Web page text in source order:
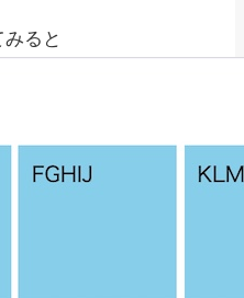
ると